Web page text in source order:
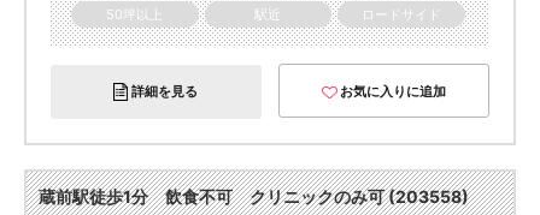
50坪以上
駅近 ロードサイド
詳細を見る お気に入りに追加
蔵前駅徒歩1分 飲食不可 クリニックのみ可 (203558)